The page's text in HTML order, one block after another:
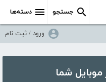
دسته‌ها جستجو
ورود / ثبت نام